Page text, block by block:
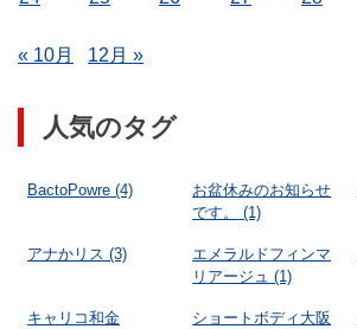
« 10月 12月 »
人気のタグ
BactoPowre (4)
お盆休みのお知らせ
です。
(1)
アナかリス (3)
エメラルドフィンマ
リアージュ (1)
キャリコ和金
ショートボディ大阪